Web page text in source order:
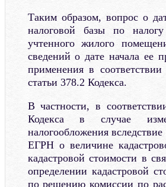
Таким образом, вопрос о
налоговой базы по
учтенного жилого
сведений о дате начала ее
применения в
статьи 378.2 Кодекса.
В частности, в
Кодекса в случае
налогообложения
ЕГРН о величине
кадастровой стоимости в
определении кадастровой
по решению комиссии по